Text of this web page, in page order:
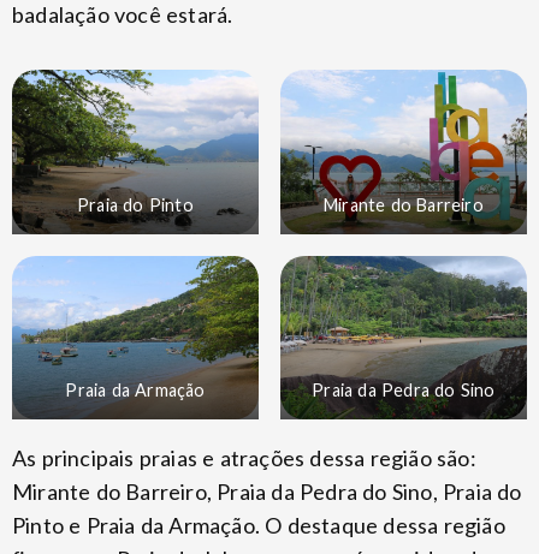
badalação você estará.
Praia do Pinto Mirante do Barreiro
Praia da Armação Praia da Pedra do Sino
As principais praias e atrações dessa região são:
Mirante do Barreiro, Praia da Pedra do Sino, Praia do
Pinto e Praia da Armação. O destaque dessa região